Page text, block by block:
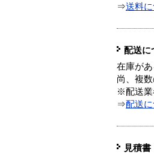
⇒送料
配送に
在庫が
尚、複
※配送業
⇒配送
見積書